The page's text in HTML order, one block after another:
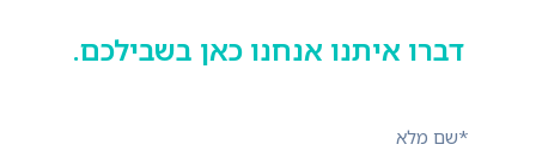
דברו איתנו אנחנו כאן בשבילכם.
השאירו פרטים ונציג יחזור אליכם בהקדם!